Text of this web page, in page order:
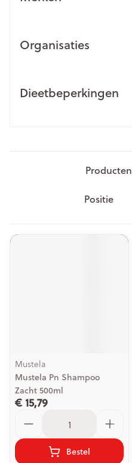
Organisaties
Dieetbeperkingen
Producten
Sorteer op:
Mustela
Mustela Pn Shampoo
Zacht 500ml
€ 15,79
Bestel